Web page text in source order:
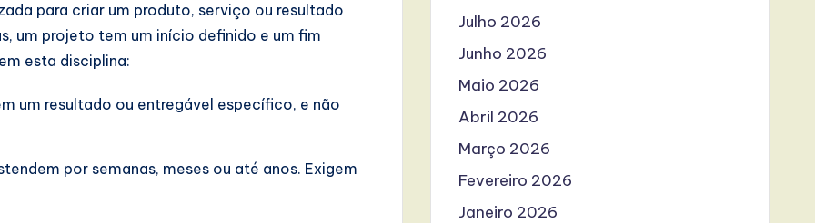
para criar um produto, serviço ou resultado
um projeto tem um início definido e um fim
esta disciplina:
um resultado ou entregável específico, e não
por semanas, meses ou até anos. Exigem
Julho 2026
Junho 2026
Maio 2026
Abril 2026
Março 2026
Fevereiro 2026
Janeiro 2026